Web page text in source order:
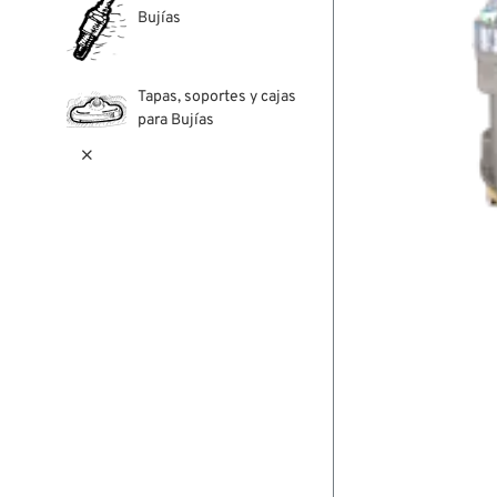
Bujías
Tapas, soportes y cajas
para Bujías
